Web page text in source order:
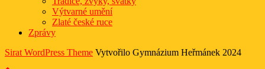
Výtvarné umění
Zlaté české ruce
Zprávy
Sirat WordPress Theme Vytvořilo Gymnázium Heřmánek 2024